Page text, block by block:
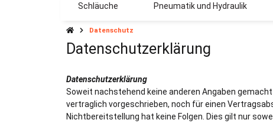
Schläuche Pneumatik und Hydraulik
Datenschutz
Datenschutzerklärung
Datenschutzerklärung
Soweit nachstehend keine anderen Angaben
vertraglich vorgeschrieben, noch für einen
Nichtbereitstellung hat keine Folgen. Dies gilt nur